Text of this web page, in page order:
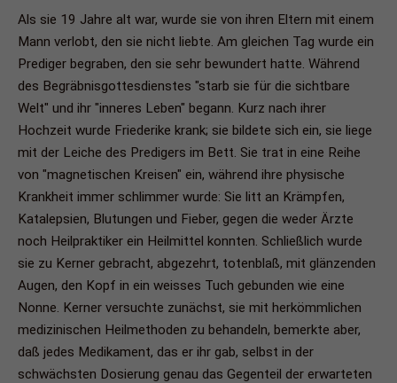
Als sie 19 Jahre alt war, wurde sie von ihren Eltern mit einem
Mann verlobt, den sie nicht liebte. Am gleichen Tag wurde ein
Prediger begraben, den sie sehr bewundert hatte. Während
des Begräbnisgottesdienstes "starb sie für die sichtbare
Welt" und ihr "inneres Leben" begann. Kurz nach ihrer
Hochzeit wurde Friederike krank; sie bildete sich ein, sie liege
mit der Leiche des Predigers im Bett. Sie trat in eine Reihe
von "magnetischen Kreisen" ein, während ihre physische
Krankheit immer schlimmer wurde: Sie litt an Krämpfen,
Katalepsien, Blutungen und Fieber, gegen die weder Ärzte
noch Heilpraktiker ein Heilmittel konnten. Schließlich wurde
sie zu Kerner gebracht, abgezehrt, totenblaß, mit glänzenden
Augen, den Kopf in ein weisses Tuch gebunden wie eine
Nonne. Kerner versuchte zunächst, sie mit herkömmlichen
medizinischen Heilmethoden zu behandeln, bemerkte aber,
daß jedes Medikament, das er ihr gab, selbst in der
schwächsten Dosierung genau das Gegenteil der erwarteten